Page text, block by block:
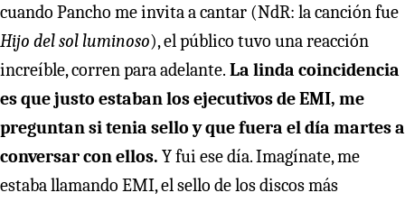
cuando Pancho me invita a cantar (NdR: la canción fue
Hijo del sol luminoso), el público tuvo una reacción
increíble, corren para adelante. La linda coincidencia
es que justo estaban los ejecutivos de EMI, me
preguntan si tenia sello y que fuera el día martes a
conversar con ellos. Y fui ese día. Imagínate, me
estaba llamando EMI, el sello de los discos más